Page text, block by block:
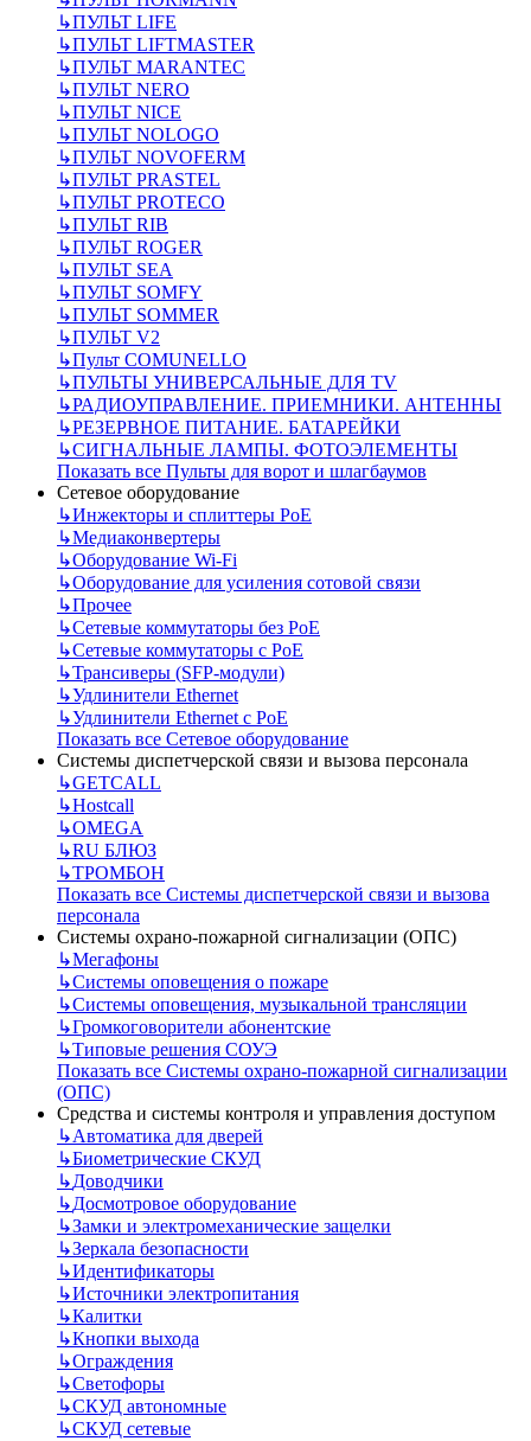
↳ПУЛЬТ LIFE
↳ПУЛЬТ LIFTMASTER
↳ПУЛЬТ MARANTEC
↳ПУЛЬТ NERO
↳ПУЛЬТ NICE
↳ПУЛЬТ NOLOGO
↳ПУЛЬТ NOVOFERM
↳ПУЛЬТ PRASTEL
↳ПУЛЬТ PROTECO
↳ПУЛЬТ RIB
↳ПУЛЬТ ROGER
↳ПУЛЬТ SEA
↳ПУЛЬТ SOMFY
↳ПУЛЬТ SOMMER
↳ПУЛЬТ V2
↳Пульт СOMUNELLO
↳ПУЛЬТЫ УНИВЕРСАЛЬНЫЕ ДЛЯ TV
↳РАДИОУПРАВЛЕНИЕ. ПРИЕМНИКИ. АНТЕННЫ
↳РЕЗЕРВНОЕ ПИТАНИЕ. БАТАРЕЙКИ
↳СИГНАЛЬНЫЕ ЛАМПЫ. ФОТОЭЛЕМЕНТЫ
Показать все Пульты для ворот и шлагбаумов
Сетевое оборудование
↳Инжекторы и сплиттеры РоЕ
↳Медиаконвертеры
↳Оборудование Wi-Fi
↳Оборудование для усиления сотовой связи
↳Прочее
↳Сетевые коммутаторы без РоЕ
↳Сетевые коммутаторы с РоЕ
↳Трансиверы (SFP-модули)
↳Удлинители Ethernet
↳Удлинители Ethernet с PoE
Показать все Сетевое оборудование
Системы диспетчерской связи и вызова персонала
↳GETCALL
↳Hostcall
↳OMEGA
↳RU БЛЮЗ
↳ТРОМБОН
Показать все Системы диспетчерской связи и вызова
персонала
Системы охрано-пожарной сигнализации (ОПС)
↳Мегафоны
↳Системы оповещения о пожаре
↳Системы оповещения, музыкальной трансляции
↳Громкоговорители абонентские
↳Типовые решения СОУЭ
Показать все Системы охрано-пожарной сигнализации
(ОПС)
Средства и системы контроля и управления доступом
↳Автоматика для дверей
↳Биометрические СКУД
↳Доводчики
↳Досмотровое оборудование
↳Замки и электромеханические защелки
↳Зеркала безопасности
↳Идентификаторы
↳Источники электропитания
↳Калитки
↳Кнопки выхода
↳Ограждения
↳Светофоры
↳СКУД автономные
↳СКУД сетевые